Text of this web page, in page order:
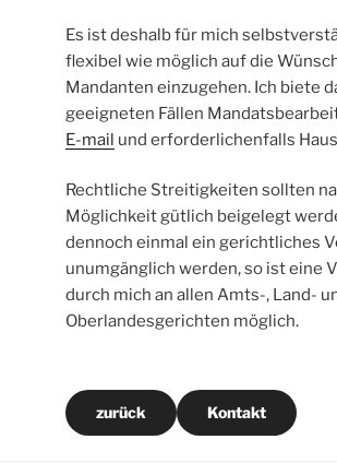
Es ist deshalb für mich
flexibel wie möglich auf die
Mandanten einzugehen. Ich biete
geeigneten Fällen
E-mail und erforderlichenfalls
Rechtliche Streitigkeiten sollten
Möglichkeit gütlich beigelegt
dennoch einmal ein gerichtliches
unumgänglich werden, so ist eine
durch mich an allen Amts-, Land-
Oberlandesgerichten möglich.
zurück Kontakt